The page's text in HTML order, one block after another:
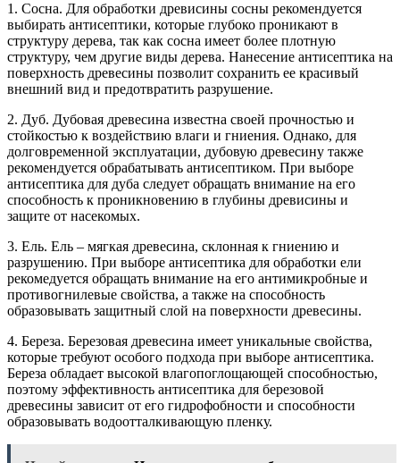
1. Сосна. Для обработки древисины сосны рекомендуется
выбирать антисептики, которые глубоко проникают в
структуру дерева, так как сосна имеет более плотную
структуру, чем другие виды дерева. Нанесение антисептика на
поверхность древесины позволит сохранить ее красивый
внешний вид и предотвратить разрушение.
2. Дуб. Дубовая древесина известна своей прочностью и
стойкостью к воздействию влаги и гниения. Однако, для
долговременной эксплуатации, дубовую древесину также
рекомендуется обрабатывать антисептиком. При выборе
антисептика для дуба следует обращать внимание на его
способность к проникновению в глубины древисины и
защите от насекомых.
3. Ель. Ель – мягкая древесина, склонная к гниению и
разрушению. При выборе антисептика для обработки ели
рекомедуется обращать внимание на его антимикробные и
противогнилевые свойства, а также на способность
образовывать защитный слой на поверхности древесины.
4. Береза. Березовая древесина имеет уникальные свойства,
которые требуют особого подхода при выборе антисептика.
Береза обладает высокой влагопоглощающей способностью,
поэтому эффективность антисептика для березовой
древесины зависит от его гидрофобности и способности
образовывать водоотталкивающую пленку.